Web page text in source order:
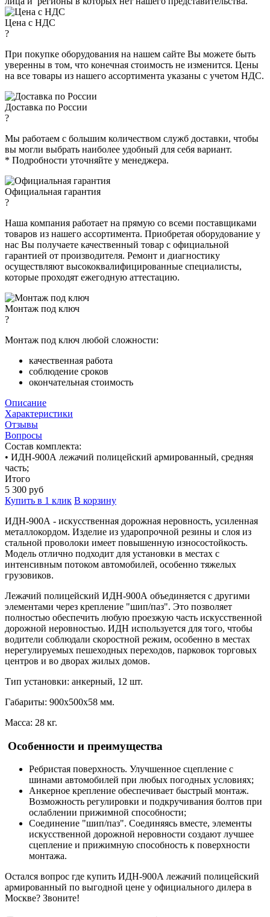
Цена с НДС
?
При покупке оборудования на нашем сайте Вы можете быть
уверенны в том, что конечная стоимость не изменится. Цены
на все товары из нашего ассортимента указаны с учетом НДС.
Доставка по России
?
Мы работаем с большим количеством служб доставки, чтобы
вы могли выбрать наиболее удобный для себя вариант.
* Подробности уточняйте у менеджера.
Официальная гарантия
?
Наша компания работает на прямую со всеми поставщиками
товаров из нашего ассортимента. Приобретая оборудование у
нас Вы получаете качественный товар с официальной
гарантией от производителя. Ремонт и диагностику
осуществляют высококвалифицированные специалисты,
которые проходят ежегодную аттестацию.
Монтаж под ключ
?
Монтаж под ключ любой сложности:
качественная работа
соблюдение сроков
окончательная стоимость
Описание
Характеристики
Отзывы
Вопросы
Состав комплекта:
• ИДН-900А лежачий полицейский армированный, средняя
часть;
Итого
5 300 руб
Купить в 1 клик В корзину
ИДН-900А - искусственная дорожная неровность, усиленная
металлокордом. Изделие из ударопрочной резины и слоя из
стальной проволоки имеет повышенную износостойкость.
Модель отлично подходит для установки в местах с
интенсивным потоком автомобилей, особенно тяжелых
грузовиков.
Лежачий полицейский ИДН-900А объединяется с другими
элементами через крепление "шип/паз". Это позволяет
полностью обеспечить любую проезжую часть искусственной
дорожной неровностью. ИДН используется для того, чтобы
водители соблюдали скоростной режим, особенно в местах
нерегулируемых пешеходных переходов, парковок торговых
центров и во дворах жилых домов.
Тип установки: анкерный, 12 шт.
Габариты: 900х500х58 мм.
Масса: 28 кг.
Особенности и преимущества
Ребристая поверхность. Улучшенное сцепление с
шинами автомобилей при любых погодных условиях;
Анкерное крепление обеспечивает быстрый монтаж.
Возможность регулировки и подкручивания болтов при
ослаблении прижимной способности;
Соединение "шип/паз". Соединяясь вместе, элементы
искусственной дорожной неровности создают лучшее
сцепление и прижимную способность к поверхности
монтажа.
Остался вопрос где купить ИДН-900А лежачий полицейский
армированный по выгодной цене у официального дилера в
Москве? Звоните!